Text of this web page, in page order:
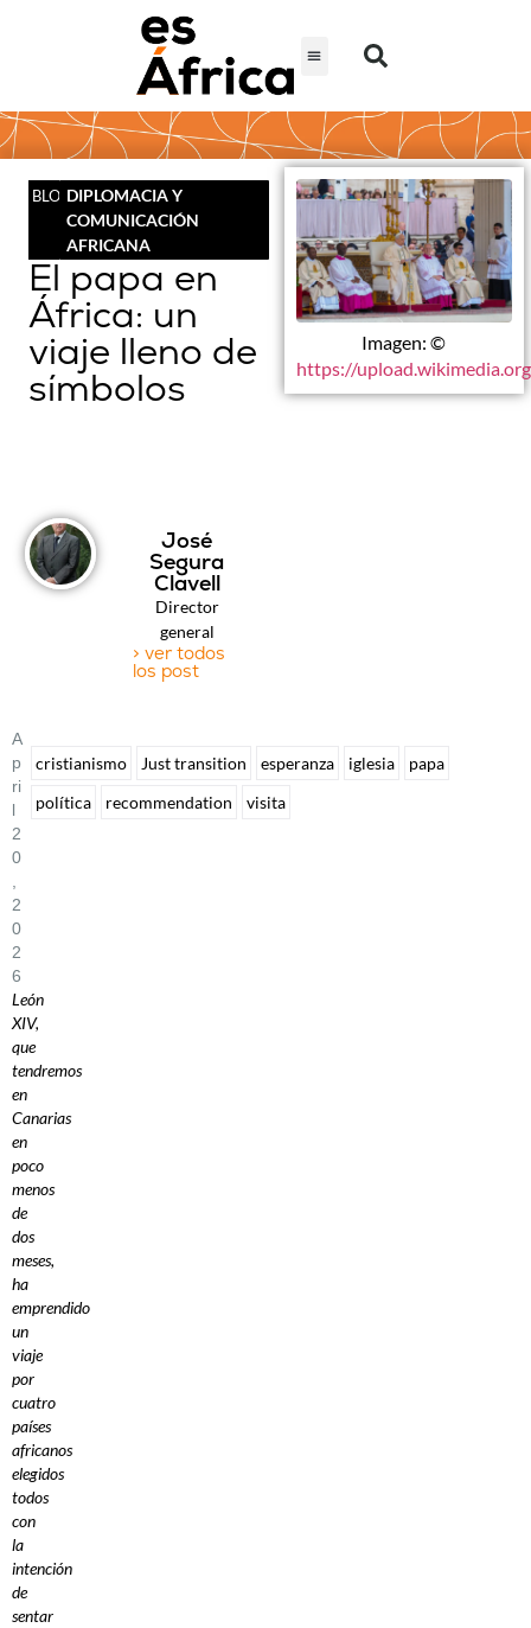
BLOGDIPLOMACIA Y
COMUNICACIÓN
AFRICANA
El papa en
África: un
viaje lleno de
símbolos
Imagen: ©
https://
José
Segura
Clavell
Director
general
> ver todos
los post
A
P
Ri
L
2
0
2
0
2
6
León
XIV,
que
tendremos
en
Canarias
en
poco
menos
de
dos
meses,
ha
emprendido
un
viaje
por
cuatro
países
africanos
elegidos
todos
con
la
intención
de
sentar
cristianismo Just transition esperanza iglesia
papa
política
recommendation visita